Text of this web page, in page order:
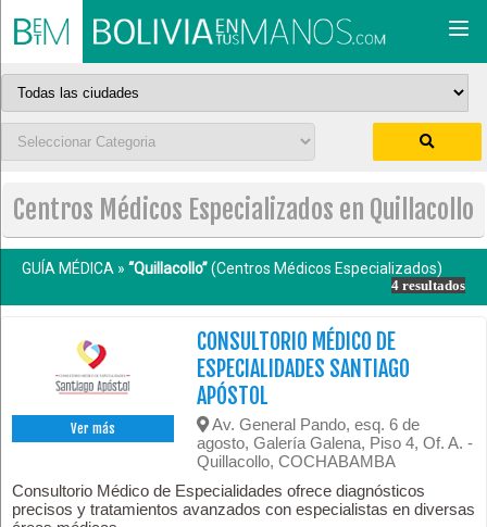
Centros Médicos Especializados en Quillacollo
GUÍA MÉDICA » “Quillacollo”(Centros Médicos Especializados)
4 resultados
Ver más
CONSULTORIO MÉDICO DE
ESPECIALIDADES SANTIAGO
APÓSTOL
Av. General Pando, esq. 6 de
agosto, Galería Galena, Piso 4, Of. A. -
Quillacollo, COCHABAMBA
Consultorio Médico de Especialidades ofrece diagnósticos
precisos y tratamientos avanzados con especialistas en diversas